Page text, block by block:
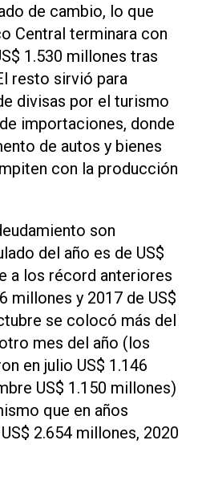
de cambio, lo que
Central terminara con
1.530 millones tras
resto sirvió para
divisas por el turismo
importaciones, donde
de autos y bienes
con la producción
son
del año es de US$
a los récord anteriores
millones y 2017 de US$
se colocó más del
mes del año (los
en julio US$ 1.146
US$ 1.150 millones)
que en años
2.654 millones, 2020